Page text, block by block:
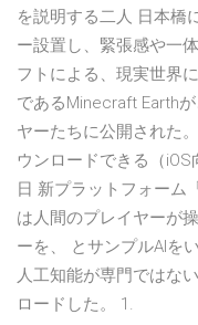
を説明する二人 日本橋
ー設置し、緊張感や一
フトによる、現実世界
であるMinecraft Earth
ヤーたちに公開された
ウンロードできる（iOS
日 新プラットフォーム
は人間のプレイヤーが
ーを、 とサンプルAIを
人工知能が専門ではな
ロードした。 1.